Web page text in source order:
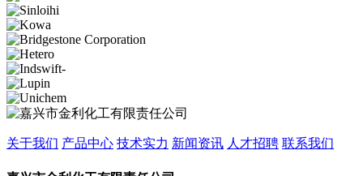
关于我们 产品中心 技术实力 新闻资讯 人才招聘 联系我们